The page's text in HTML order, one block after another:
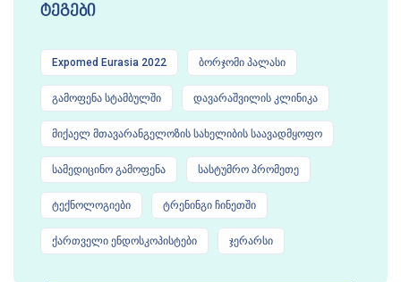
ტეგები
Expomed Eurasia 2022 ბორჯომი პალასი
გამოფენა სტამბულში დავარაშვილის კლინიკა
მიქაელ მთავარანგელოზის სახელიბის საავადმყოფო
სამედიცინო გამოფენა სასტუმრო პრომეთე
ტექნოლოგიები ტრენინგი ჩინეთში
ქართველი ენდოსკოპისტები ჯერარსი